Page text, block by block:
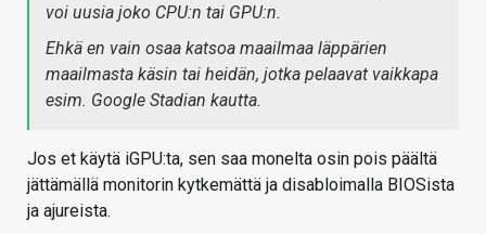
voi uusia joko CPU:n tai GPU:n.
Ehkä en vain osaa katsoa maailmaa läppärien
maailmasta käsin tai heidän, jotka pelaavat vaikkapa
esim. Google Stadian kautta.
Jos et käytä iGPU:ta, sen saa monelta osin pois päältä
jättämällä monitorin kytkemättä ja disabloimalla BIOSista
ja ajureista.